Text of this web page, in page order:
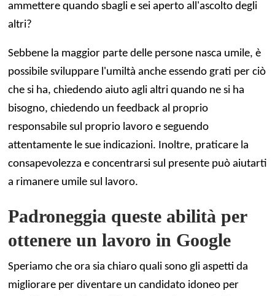
ammettere quando sbagli e sei aperto all'ascolto degli
altri?
Sebbene la maggior parte delle persone nasca umile, è
possibile sviluppare l'umiltà anche essendo grati per ciò
che si ha, chiedendo aiuto agli altri quando ne si ha
bisogno, chiedendo un feedback al proprio
responsabile sul proprio lavoro e seguendo
attentamente le sue indicazioni. Inoltre, praticare la
consapevolezza e concentrarsi sul presente può aiutarti
a rimanere umile sul lavoro.
Padroneggia queste abilità per
ottenere un lavoro in Google
Speriamo che ora sia chiaro quali sono gli aspetti da
migliorare per diventare un candidato idoneo per